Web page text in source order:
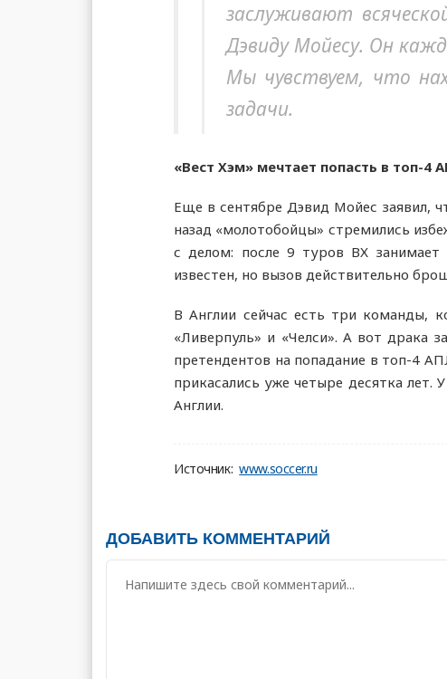
заслуживают
Дэвиду Мойесу. Он
Мы чувствуем, что
задачи.
«Вест Хэм» мечтает попасть в топ-4
Еще в сентябре Дэвид Мойес заявил,
назад «молотобойцы» стремились
с делом: после 9 туров ВХ
известен, но вызов действительно
В Англии сейчас есть три команды,
«Ливерпуль» и «Челси». А вот драка
претендентов на попадание в топ-4
прикасались уже четыре десятка
Англии.
Источник: www.soccer.ru
ДОБАВИТЬ КОММЕНТАРИЙ